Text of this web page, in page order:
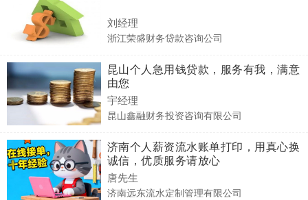
刘经理
浙江荣盛财务贷款咨询公司
昆山个人急用钱贷款，服务有我，满意
由您
宇经理
昆山鑫融财务投资咨询有限公司
济南个人薪资流水账单打印，用真心换
诚信，优质服务请放心
唐先生
济南远东流水定制管理有限公司